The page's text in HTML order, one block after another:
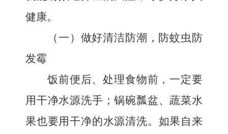
健康。
（一）做好清洁防潮，防蚊虫防
发霉
饭前便后、处理食物前，一定要
用干净水源洗手；锅碗瓢盆、蔬菜水
果也要用干净的水源清洗。如果自来